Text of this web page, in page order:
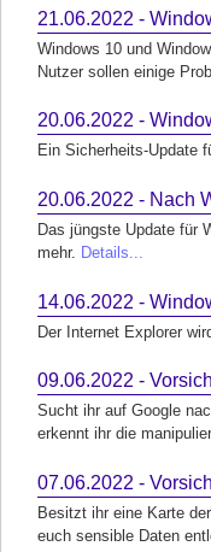
21.06.2022 -
Windows 10 und
Nutzer sollen einige
20.06.2022 -
Ein Sicherheits-Update
20.06.2022 - Nach
Das jüngste Update für
mehr. Details...
14.06.2022 -
Der Internet Explorer
09.06.2022 -
Sucht ihr auf Google
erkennt ihr die
07.06.2022 -
Besitzt ihr eine Karte
euch sensible Daten